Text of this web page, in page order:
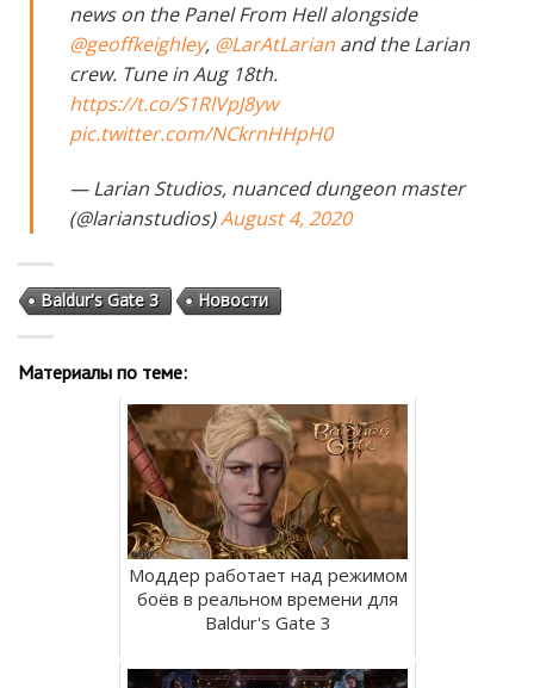
news on the Panel From Hell alongside
@geoffkeighley, @LarAtLarian and the Larian
crew. Tune in Aug 18th.
https://t.co/S1RlVpJ8yw
pic.twitter.com/NCkrnHHpH0
— Larian Studios, nuanced dungeon master
(@larianstudios)August 4, 2020
Baldur's Gate 3 Новости
Материалы по теме:
Моддер работает над режимом
боёв в реальном времени для
Baldur's Gate 3